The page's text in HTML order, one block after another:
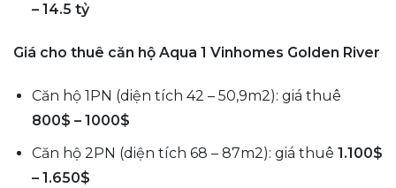
– 14.5 tỷ
Giá cho thuê căn hộ Aqua 1 Vinhomes Golden River
Căn hộ 1PN (diện tích 42 – 50,9m2): giá thuê
800$ – 1000$
Căn hộ 2PN (diện tích 68 – 87m2): giá thuê 1.100$
– 1.650$